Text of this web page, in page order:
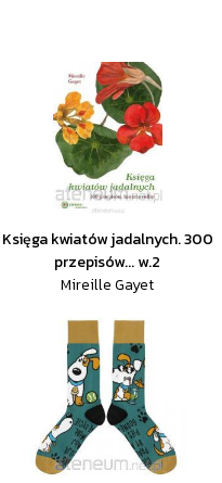
Księga kwiatów jadalnych. 300
przepisów... w.2
Mireille Gayet